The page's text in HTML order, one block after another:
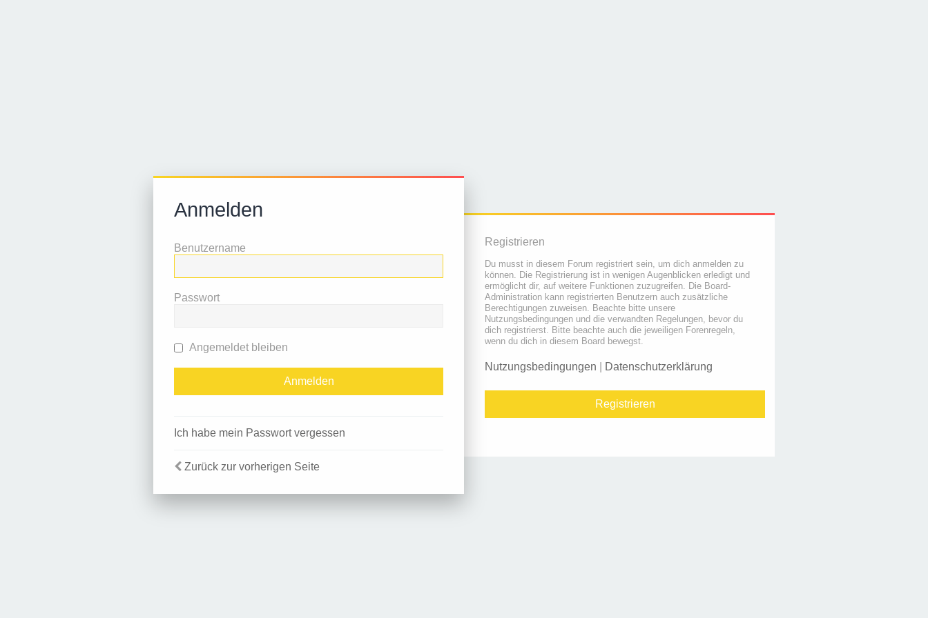
Anmelden
Benutzername
Passwort
Angemeldet bleiben
Ich habe mein Passwort vergessen
Zurück zur vorherigen Seite
Registrieren
Du musst in diesem Forum registriert sein, um dich anmelden zu
können. Die Registrierung ist in wenigen Augenblicken erledigt und
ermöglicht dir, auf weitere Funktionen zuzugreifen. Die Board-
Administration kann registrierten Benutzern auch zusätzliche
Berechtigungen zuweisen. Beachte bitte unsere
Nutzungsbedingungen und die verwandten Regelungen, bevor du
dich registrierst. Bitte beachte auch die jeweiligen Forenregeln,
wenn du dich in diesem Board bewegst.
Nutzungsbedingungen Datenschutzerklärung
Registrieren